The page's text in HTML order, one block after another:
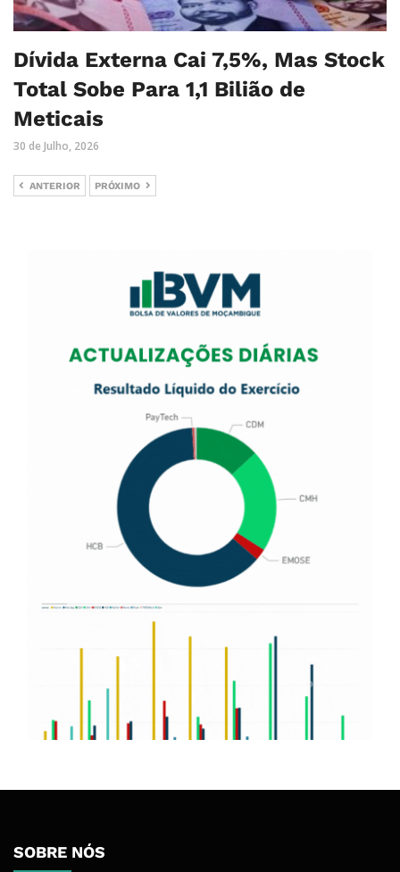
Dívida Externa Cai 7,5%, Mas Stock
Total Sobe Para 1,1 Bilião de
Meticais
30 de Julho, 2026
ANTERIOR PRÓXIMO
SOBRE NÓS